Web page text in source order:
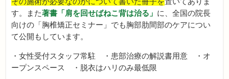
す。また著書「肩を回せばねこ背は治る」 に、全国の院長
向けの「胸椎矯正セミナー」でも胸部肋間部のケアについ
て公開もしています。
・女性受付スタッフ常駐 ・患部治療の解説書用意 ・オ
ープンスペース ・脱衣はハリのみ最低限